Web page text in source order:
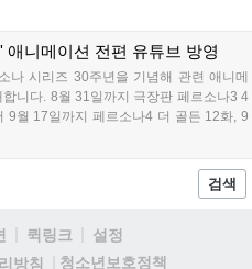
. 한편, 7일 출시된 '마블 투혼'은
와일드랜드'는 7년 만의 대규모 업
95% 할인 중입니다....
애니메이션 전편 유튜브 방영
나 시리즈 30주년을 기념해 관련 애니메
니다. 8월 31일까지 극장판 페르소나3 4
9월 17일까지 페르소나4 더 골든 12화, 9
르소나5 시리즈가 순차 공개됩니다. 또한
검색
퀵링크
설정
방침 청소년보호정책